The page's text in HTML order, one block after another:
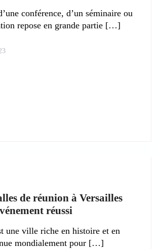
conférence, d’un séminaire ou
repose en grande partie
de réunion à Versailles
réussi
une ville riche en histoire et en
mondialement pour